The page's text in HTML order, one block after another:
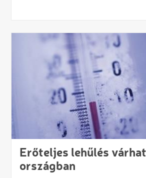
Erőteljes lehűlés
országban